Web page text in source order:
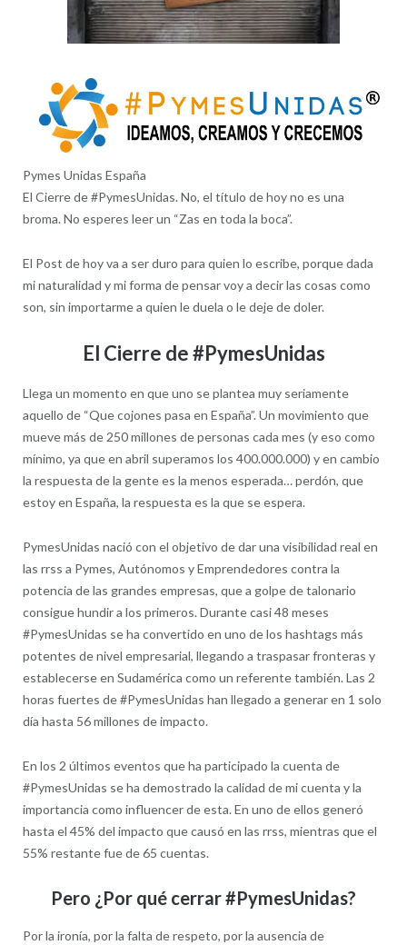
Pymes Unidas España
El Cierre de #PymesUnidas. No, el título de hoy no es una
broma. No esperes leer un “Zas en toda la boca”.
El Post de hoy va a ser duro para quien lo escribe, porque dada
mi naturalidad y mi forma de pensar voy a decir las cosas como
son, sin importarme a quien le duela o le deje de doler.
El Cierre de #PymesUnidas
Llega un momento en que uno se plantea muy seriamente
aquello de “Que cojones pasa en España”. Un movimiento que
mueve más de 250 millones de personas cada mes (y eso como
mínimo, ya que en abril superamos los 400.000.000) y en cambio
la respuesta de la gente es la menos esperada… perdón, que
estoy en España, la respuesta es la que se espera.
PymesUnidas nació con el objetivo de dar una visibilidad real en
las rrss a Pymes, Autónomos y Emprendedores contra la
potencia de las grandes empresas, que a golpe de talonario
consigue hundir a los primeros. Durante casi 48 meses
#PymesUnidas se ha convertido en uno de los hashtags más
potentes de nivel empresarial, llegando a traspasar fronteras y
establecerse en Sudamérica como un referente también. Las 2
horas fuertes de #PymesUnidas han llegado a generar en 1 solo
día hasta 56 millones de impacto.
En los 2 últimos eventos que ha participado la cuenta de
#PymesUnidas se ha demostrado la calidad de mi cuenta y la
importancia como influencer de esta. En uno de ellos generó
hasta el 45% del impacto que causó en las rrss, mientras que el
55% restante fue de 65 cuentas.
Pero ¿Por qué cerrar #PymesUnidas?
Por la ironía, por la falta de respeto, por la ausencia de